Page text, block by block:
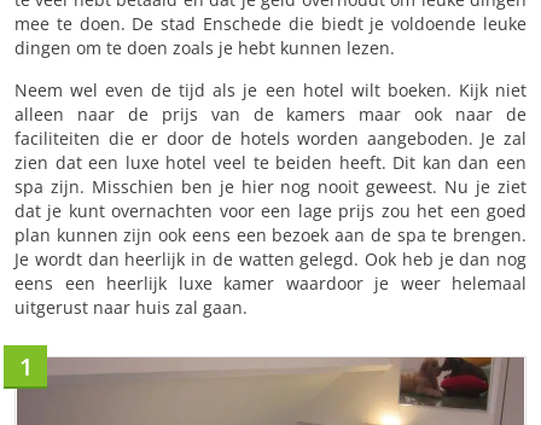
mee te doen. De stad Enschede die biedt je voldoende leuke
dingen om te doen zoals je hebt kunnen lezen.
Neem wel even de tijd als je een hotel wilt boeken. Kijk niet
alleen naar de prijs van de kamers maar ook naar de
faciliteiten die er door de hotels worden aangeboden. Je zal
zien dat een luxe hotel veel te beiden heeft. Dit kan dan een
spa zijn. Misschien ben je hier nog nooit geweest. Nu je ziet
dat je kunt overnachten voor een lage prijs zou het een goed
plan kunnen zijn ook eens een bezoek aan de spa te brengen.
Je wordt dan heerlijk in de watten gelegd. Ook heb je dan nog
eens een heerlijk luxe kamer waardoor je weer helemaal
uitgerust naar huis zal gaan.
1